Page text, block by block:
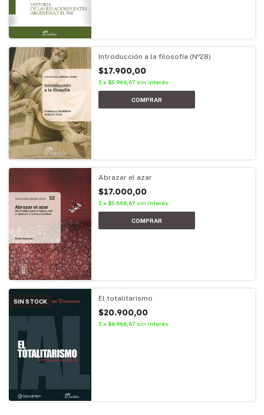
Introducción a la filosofía (Nº28)
$17.900,00
3 x $5.966,67 sin interés
Abrazar el azar
$17.000,00
3 x $5.666,67 sin interés
SIN STOCK El totalitarismo
$20.900,00
3 x $6.966,67 sin interés